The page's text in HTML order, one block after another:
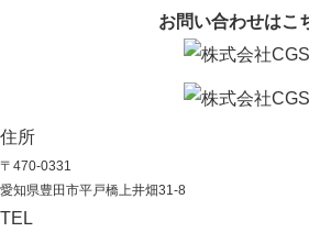
お問い合わせはこ
住所
〒470-0331
愛知県豊田市平戸橋上井畑31-8
TEL